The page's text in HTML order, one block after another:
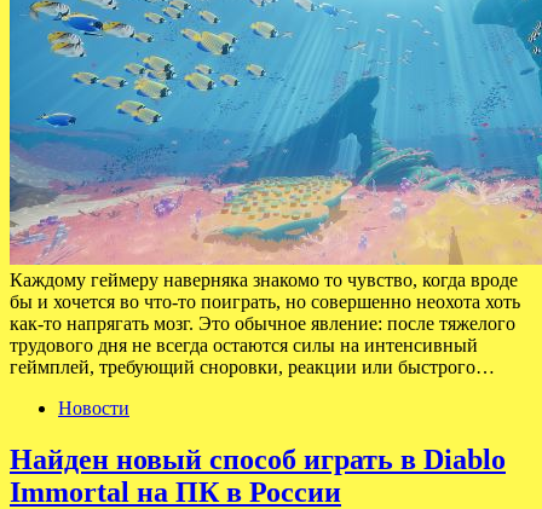
Каждому геймеру наверняка знакомо то чувство, когда вроде
бы и хочется во что-то поиграть, но совершенно неохота хоть
как-то напрягать мозг. Это обычное явление: после тяжелого
трудового дня не всегда остаются силы на интенсивный
геймплей, требующий сноровки, реакции или быстрого…
Новости
Найден новый способ играть в Diablo
Immortal на ПК в России